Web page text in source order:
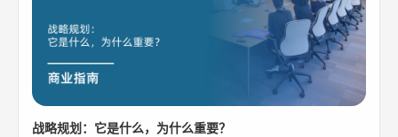
战略规划：它是什么，为什么重要？